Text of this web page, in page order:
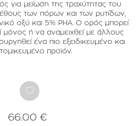
για μείωση της τραχύτητας του
των πόρων και των ρυτίδων,
οξύ και 5% PHA. Ο ορός μπορεί
μόνος ή να αναμειχθεί με άλλους
ένα πιο εξειδικευμένο και
προϊόν.
66.00 €